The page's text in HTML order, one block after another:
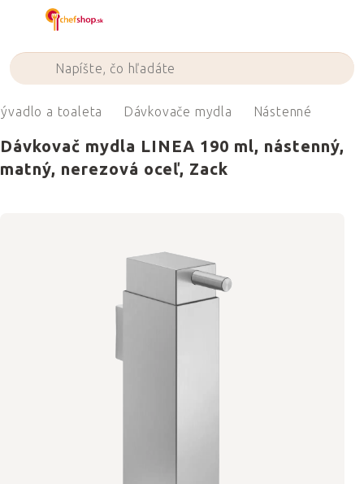
a toaleta Dávkovače mydla Nástenné
Dávkovač mydla LINEA 190 ml, nástenný,
matný, nerezová oceľ, Zack